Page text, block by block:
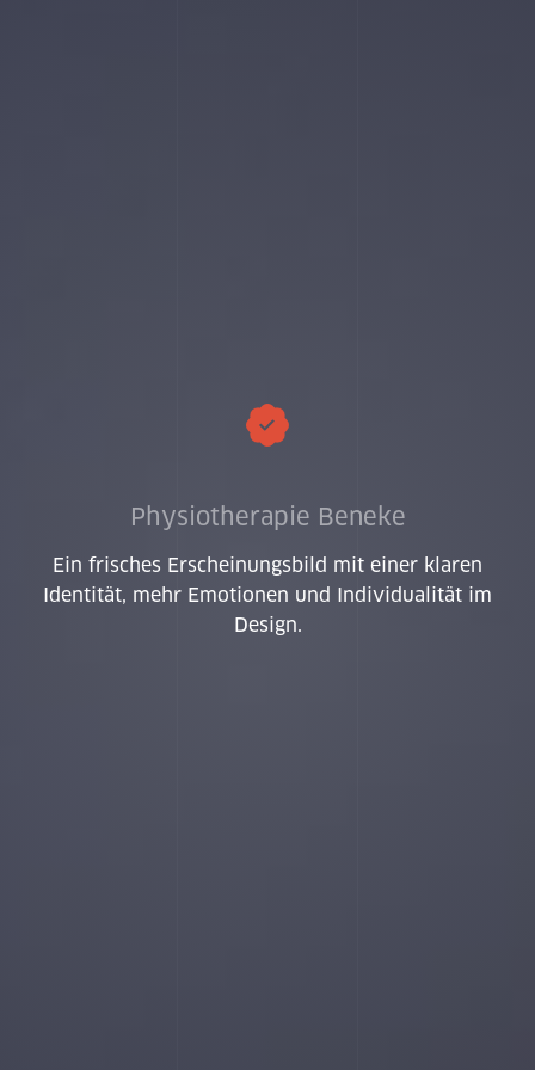
Physiotherapie Beneke
Ein frisches Erscheinungsbild mit einer klaren
Identität, mehr Emotionen und Individualität im
Design.